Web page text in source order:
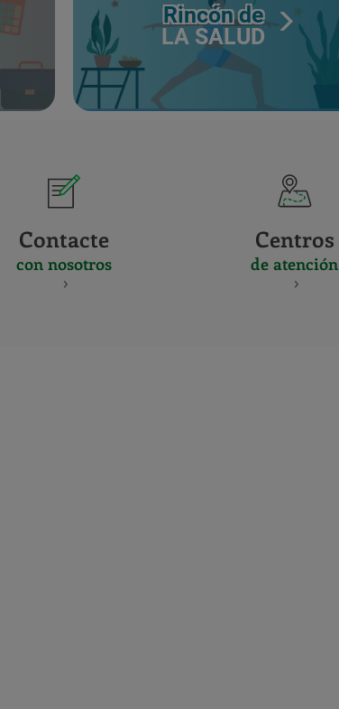
Rincón de
LA SALUD
Contacte
con nosotros
Centros
de atención